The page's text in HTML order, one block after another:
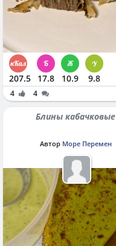
207.5 17.8 10.9 9.8
4 4
Блины кабачковые
Автор Море Перемен